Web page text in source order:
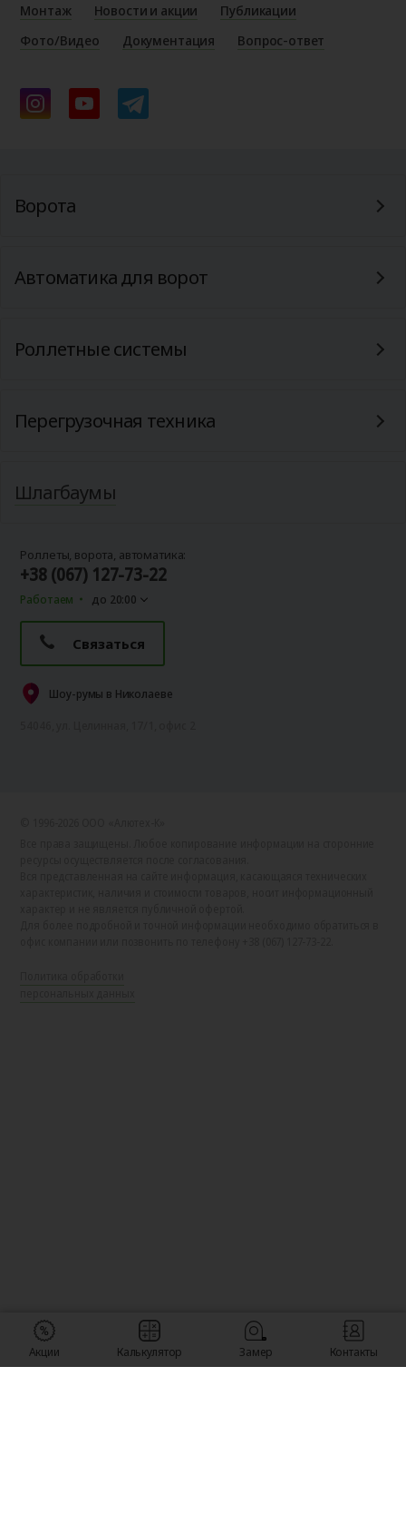
Монтаж
Новости и акции
Публикации
Фото/Видео
Документация Вопрос-ответ
Ворота
Автоматика для ворот
Роллетные системы
Перегрузочная техника
Шлагбаумы
Роллеты, ворота, автоматика:
+38 (067) 127-73-22
Работаем до 20:00
Связаться
Шоу-румы в Николаеве
Акции Калькулятор Замер Контакты